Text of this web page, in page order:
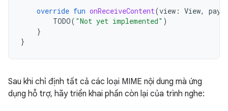
override fun onReceiveContent(view : View,
TODO( "Not yet implemented" )
}
}
Sau khi chỉ định tất cả các loại MIME nội dung mà ứng
dụng hỗ trợ, hãy triển khai phần còn lại của trình nghe: